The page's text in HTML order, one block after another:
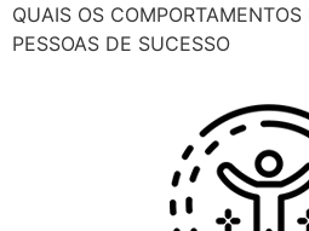
QUAIS OS COMPORTAMENTOS
PESSOAS DE SUCESSO